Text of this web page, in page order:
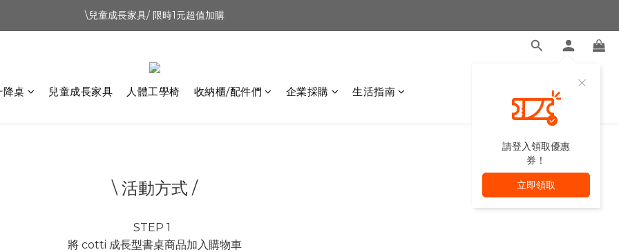
新會員首購禮500元
\兒童成長家具/ 限時1元超值加購
新會員首購禮500元
請登入領取優惠
券！
立即領取
降桌 兒童成長家具 人體工學椅 收納櫃/配件們 企業採購 生活指南
\ 活動方式 /
STEP 1
將 cotti 成長型書桌商品加入購物車